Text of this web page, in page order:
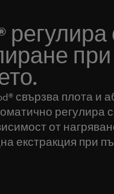
свързва плота и
регулира
от
екстракция при